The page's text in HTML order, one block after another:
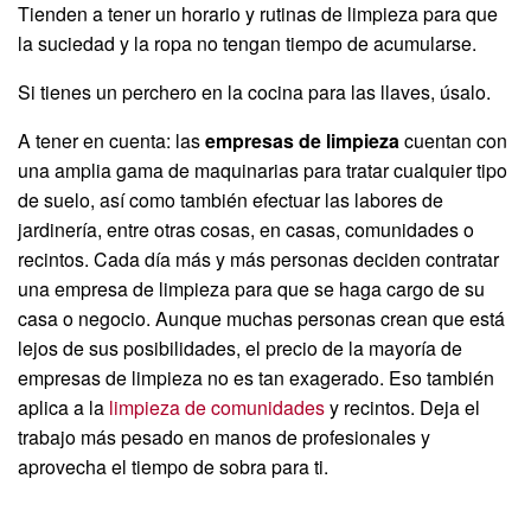
Tienden a tener un horario y rutinas de limpieza para que
la suciedad y la ropa no tengan tiempo de acumularse.
Si tienes un perchero en la cocina para las llaves, úsalo.
A tener en cuenta: lasempresas de limpiezacuentan con
una amplia gama de maquinarias para tratar cualquier tipo
de suelo, así como también efectuar las labores de
jardinería, entre otras cosas, en casas, comunidades o
recintos. Cada día más y más personas deciden contratar
una empresa de limpieza para que se haga cargo de su
casa o negocio. Aunque muchas personas crean que está
lejos de sus posibilidades, el precio de la mayoría de
empresas de limpieza no es tan exagerado. Eso también
aplica a la limpieza de comunidadesy recintos. Deja el
trabajo más pesado en manos de profesionales y
aprovecha el tiempo de sobra para ti.